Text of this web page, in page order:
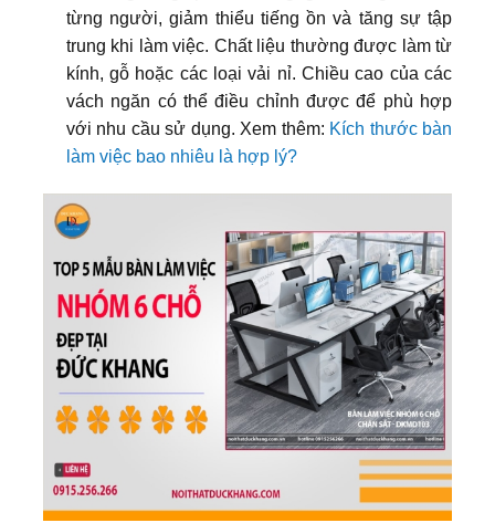
từng người, giảm thiểu tiếng ồn và tăng sự tập
trung khi làm việc. Chất liệu thường được làm từ
kính, gỗ hoặc các loại vải nỉ. Chiều cao của các
vách ngăn có thể điều chỉnh được để phù hợp
với nhu cầu sử dụng. Xem thêm: Kích thước bàn
làm việc bao nhiêu là hợp lý?